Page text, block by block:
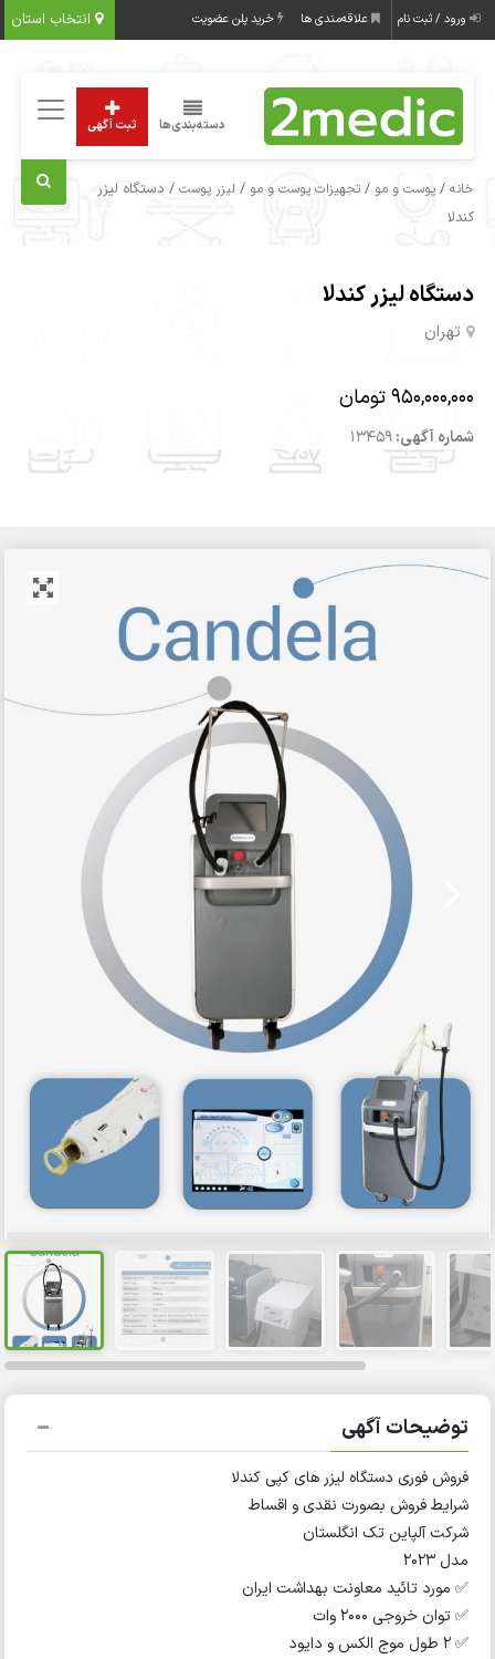
انتخاب استان ورود / ثبت نام علاقه‌مندی ها خرید پلن عضویت
دسته‌بندی‌ها ثبت آگهی
خانه /پوست و مو /تجهیزات پوست و مو / لیزر پوست / دستگاه لیزر
کندلا
دستگاه لیزر کندلا
تهران
950,000,000 تومان
شماره آگهی:13459
توضیحات آگهی
فروش فوری دستگاه لیزر های کپی کندلا
شرایط فروش بصورت نقدی و اقساط
شرکت آلپاین تک انگلستان
مدل ۲۰۲۳
✅ مورد تائید معاونت بهداشت ایران
✅ توان خروجی ۲۰۰۰ وات
✅ ۲ طول موج الکس و دایود